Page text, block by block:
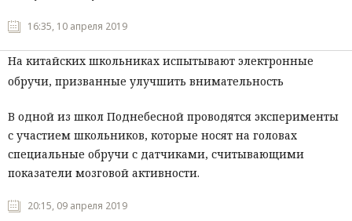
16:35, 10 апреля 2019
На китайских школьниках испытывают электронные
обручи, призванные улучшить внимательность
В одной из школ Поднебесной проводятся эксперименты
с участием школьников, которые носят на головах
специальные обручи с датчиками, считывающими
показатели мозговой активности.
20:15, 09 апреля 2019